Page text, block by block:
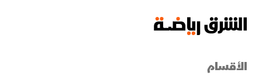
الأقسام